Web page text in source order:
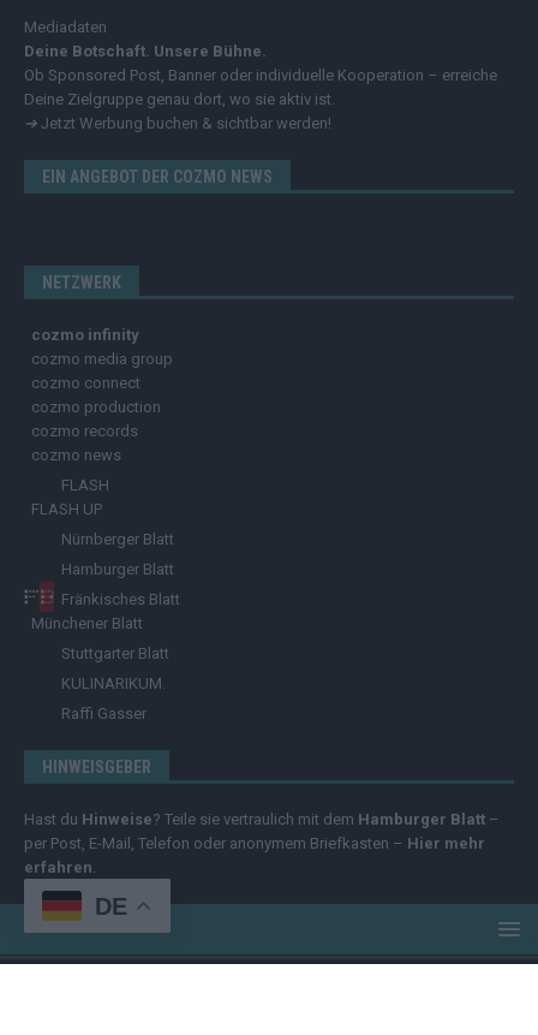
Mediadaten
Deine Botschaft. Unsere Bühne.
Ob Sponsored Post, Banner oder individuelle Kooperation – erreiche
Deine Zielgruppe genau dort, wo sie aktiv ist.
➔ Jetzt Werbung buchen & sichtbar werden!
EIN ANGEBOT DER COZMO NEWS
NETZWERK
cozmo infinity
cozmo media group
cozmo connect
cozmo production
cozmo records
cozmo news
FLASH
FLASH UP
Nürnberger Blatt
Hamburger Blatt
Fränkisches Blatt
Münchener Blatt
Stuttgarter Blatt
KULINARIKUM.
Raffi Gasser
HINWEISGEBER
Hast du Hinweise? Teile sie vertraulich mit dem Hamburger Blatt –
per Post, E-Mail, Telefon oder anonymem Briefkasten – Hier mehr
erfahren.
DE